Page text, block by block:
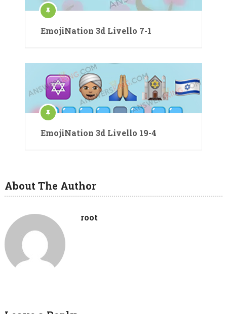
EmojiNation 3d Livello 7-1
EmojiNation 3d Livello 19-4
About The Author
root